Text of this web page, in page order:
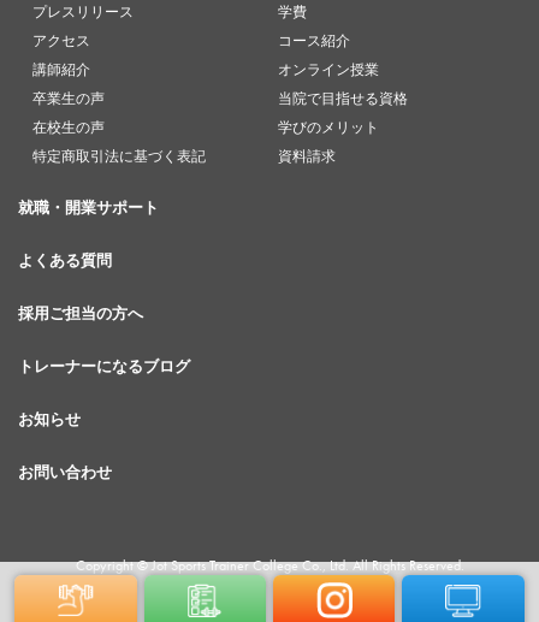
プレスリリース
アクセス
講師紹介
卒業生の声
在校生の声
特定商取引法に基づく表記
学費
コース紹介
オンライン授業
当院で目指せる資格
学びのメリット
資料請求
就職・開業サポート
よくある質問
採用ご担当の方へ
トレーナーになるブログ
お知らせ
お問い合わせ
Copyright © Jot Sports Trainer College Co., Ltd. All Rights Reserved.